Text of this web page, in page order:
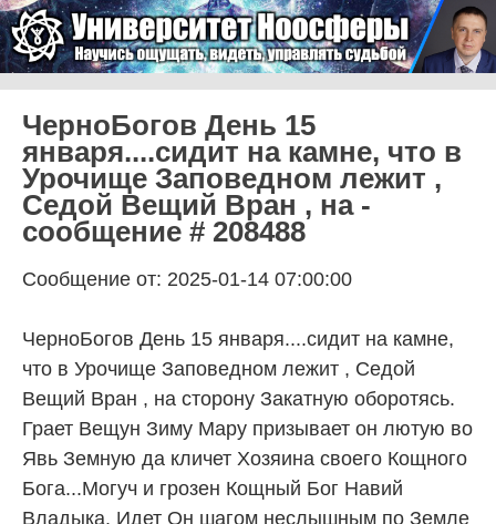
Университет Ноосферы
ЧерноБогов День 15
января....сидит на камне, что в
Урочище Заповедном лежит ,
Седой Вещий Вран , на -
сообщение # 208488
Сообщение от: 2025-01-14 07:00:00
ЧерноБогов День 15 января....сидит на камне, что в Урочище Заповедном лежит , Седой Вещий Вран , на сторону Закатную оборотясь. Грает Вещун Зиму Мару призывает он лютую во Явь Земную да кличет Хозяина своего Кощного Бога...Могуч и грозен Кощный Бог Навий Владыка. Идет Он шагом неслышным по Земле , оку человеческому незрим.......КОЩНЫЙ БОЖЕ ЗМИЕВ ОТЧЕ . НАВИЙ ВЛАДЫКА , ЗИМНИЙ ПОЛНОЧНЫЙ. В ПОДГОРНЫХ НОРАХ ХРАНЯЩИЙ КЛАДЫ . НЕ ДАЖДИ МОРА НЕ ДАЖДИ ГЛАДА. В ГЛУБОКИХ ВОДАХ ЗАРОД ТВОРЯЩИЙ. В ПОДЗЕМНЫХ ХОДАХ ИНОЕ ЗРЯЩИЙ . ОЧАМИ ГРОЗНЫЙ , ХЛАДНЫЙ МОРОЗНЫЙ. КОПЬЕМ РАЗЯЩИЙ , МАРУ ВОДЯЩИЙ. НЕ ДАЖДИ ХУДА НЕ ДАЖДИ ЛИХА , КОЩНЫЙ БОЖЕ НАВИЙ ВЛАДЫКА!!! ГОЙ!!! КОЩЕЙ — БОГ НАВИ Кощей — это не просто персонаж сказок. Это отдельная и весьма значимая персона в славянском языческом пантеоне. Не побоюсь этого слова, Кощей — это языческий бог. По одной версии было у Чернобога четверо сыновей: Вий, Аспид, Горын да младший самый, Кощей. И пусть рождён был он последним, но сила его велика была. Братья перед ним, что перед владыкой тёмным кланялись. И по делу было, потому, как самое жуткое место в Навьем мире охранял Кощей — Лунный Чертог, где покоился сам Чернобог. По другой версии Кощей является сыном Бога Вия и Матери сырой Земли и является воплощением Чернобога. Супругой Кащея была Мара (Морена) – Богиня зимы и смерти. От союза с Марой у Кощея есть дети: Мста, Мор, Морок, Лень, Обида, Лихоманка, Черная немочь Сам термин «Кощей»происходит от слова «кость». По одной версии, этого персонажа так назвали вследствие его излишней худобы или же потому, что он представлялся в древности живым скелетом. По другой версии, которая, по моему мнению, наиболее правдоподобна, Кощея называли так потому, что он является хозяином «кощного мира» или «костного мира», то есть был хозяином мира мёртвых, хозяином подземного мира. Все знавали о силе безмерной Кощея, о мече его да доспехах, заговорённых чарами тёмными, так что ни одно оружие его не брало. Душами мёртвыми ведал Кощей да тварями всякими, что в тени да под покровом ночи, обитали. И был страх перед ним велик, не только люди, но и боги светлые с ним встреч избегали. Люди страшились ночи, за порог не выходили, поговаривали, что в это время сам Кощей из чертогов своих поднимается, да по земле смертной ходит, души новые ищет. Только ошибались порой, потому как, пусть и ведал миром загробным Кощей, а жизнь ничью не отнимал. Не смертью был он. Лишь владыкой чертогов тёмных, куда души неверных уходили после смерти. Славянские предания рассказывают нам, что Кощей — Бог Нави, полководец Чернобога. Этому Богу свойственны справедливость и благородство. Есть предания о том, что сходился Кощей три раза в поединках с Даждьбогом. И в каждом побеждал, но отпускал Даждьбога с миром, не причинив ему вреда. Помня о том, что именно Даждьбог напоил его тремя вёдрами воды, когда освобождал из цепей, в которые был закован Кощей. Кощей искусный воин.О его владении мечом, ходит множество легенд. А ещё у него есть заговорённые доспехи, которые делают его практически неуязвимым. Ни в одном из древних преданий, сумевших дойти до нас, Кощей не был побеждён. Повержен да, но не убит. Вся жизненная сила Кощея была сосредоточена в некоем Яйце, которое по легенде создал Род в начале сотворения мира. Очевидно это - то самое Яйцо, о котором говорят многие эзотерические тексты ранних агностиков, алхимиков, каббалистов, теософов. Это Яйцо – символ первозданной творящей энергии, аллегория изначального сотворяющего импульса, исторгнутого, как говорят масоны, Великим Архитектором Вселенной. И если сила Кощея заключена в этом яйце, то логично предположить, что именно в этом персонаже наши далекие предки заключили образ темной стороны человеческой натуры – изначальной, бессмертной и непобедимой. Ведь Кощея Бессмертного никто так и не смог одолеть именно потому, что для этого нужно было бы уничтожить Яйцо, являющееся сутью мироздания. Лишь в поздних легендах – сказках – Кощей несколько раз погибает. Это происходит потому, что ко времени появления этих сказок наши предки уже утратили истинный смысл этого непростого и многопланового мифологического образа. Так же из сказок мы знаем, что Кощей может навести чары на своих пленников и врагов, под действием его силы они могут превратиться в камень, дерево, лед – окостеневают. Отсюда же русское слово "кощун" как синоним слова колдун, "кощуны творить" – наводить смертельные чары. Кощей связан со стихией воды. Вода придаёт Кощею сверхъестественную силу. Выпив три ведра воды, принесенные ему Иваном-царевичем, Кощей разрывает 12 цепей и освобождается из подземелья Марьи Моревны. В былинах и русских народных сказках, воду вёдрами могли пить только змеи и богатыри и действительно получали от этого силу. Эта легенда так же говорит о том, что Кощей связан с культами плодородия и возрождения. Это зерно, напившись живительной влаги, вырывается из земли-темницы на белый свет уже в качестве молодого росточка. Внешний вид Кощей в антропоморфной своей сущности предстает обычно в виде старика — высокого, худого, седоволосого и седобородого. Он одет в воинские доспехи чёрного цвета, а голову Кощея венчает серебристый шлем, украшенный четырьмя перьями, призванными актуализировать не только хаотическую, но и космическую сущность Кощея: зеленое, оранжевое, небесно-голубое и малиновое. В правой руке у Кощея позолоченный меч. Он столь тяжел, что никто кроме ночного царя поднять этот меч не может. В левой же руке Кощей держит щит из бронзы. Щит нужен царю не для защиты, а для того, чтобы очаровать, околдовать того человека, которого Кощей нашел и хочет теперь отнести в свой мрачный мир Нави. Стоит злому, нехорошему человеку посмотреть на щит Кощея, как тут же этот человек слабеет, ноги у него подкашиваются, разум отключается. И в таком виде Кощею уже не составляет труда просто подхватить своего будущего солдата, взвалить его на седло и везти в мир Нави. Особенно же обращает на себя внимание взгляд Кощея — ледяные серые глаза, если посмотреть в них, кажется, будто затягивают своим холодом: сначала пронизывают насквозь, а потом долго еще преследуют, являясь в снах и пугая даже добрых и честных людей. Но не только в облике человеческом является Кощей. Любит он приходить в образе того или иного тотемного своего животного. Кощей и богиня Мара Кощей напивается воды и похищает красавиц в свою тёмную обитель. А если представить, что речь идёт о природных явлениях?! Осенью земля впитывает в себя всю влагу, словно набирает силы для длительного перехода, и наступает зима. То есть похищение Кощеем красна девиц, можно рассматривать как наступление осени и затем зимы. Если вспомнить образ, который навязывается этому языческому персонажу, то это гниль и растлённое тело, то есть, то, что получается при разложении плодов и растений осенью. В этом покрове хранятся зёрна. Что прорастут с наступлением весны Кощеевым цветом, зелёным. Итак, Кощей похищает красна девиц и всячески пытается помешать царевичам, которые ринулись спасать своих невест. Хотя если присмотреться, Кощей практически не наносит царевичам никакого урона, так мелкие шалости, с которыми герои легко справляются. А что если Кощей не похититель, а хранитель?! Не похищает он красоту весны и тепло её, а хранит её богатства в недрах матушки земли?! Да, да мы говорим о зёрнах и корнях, что скрываются под снегом зимой. И козни Кощея, это вовсе не палки в колёса героев, а ворчливая отеческая забота?! Интересная точка зрения, не так ли?! Не забывайте, что у наших предков не было понятий абсолютного, беспричинного зла. Зло, древними славянами рассматривалось, как нечто столь же естественное, как и добро. Зло есть, потому что есть добро-это равновесие. Поэтому злодеи в русских сказках и не злодеи вовсе, а просто герои, исповедующие другую сторону добра. Ведь по сути они совершали злодеяния, для того чтобы всякие царевичи могли совершить добрые дела. Странно, дико, но ведь в такое поверить возможно. И давайте вспомним, царевич на коне, побеждает Кощея на коне. Конь — это символика солярных богов, ведь именно на колеснице, запряжённой лошадьми, солнце проносится по небосводу. Битву между Кощеем и царевичем можно интерпретировать, как победу весеннего солнца над зимним. Что касается Мары, то это богиня смерти и символ её серп. Серп — это орудие жатвы и здесь речь идёт не только об урожае смерти, когда тёмная богиня забирает жизни, но это и самая обычная жатва. Не стоит забывать, что Мара считается богиней зимы. Тогда легенда о том, что Мара была супругой Кощея, выглядит, довольно убедительно. Сами посудите, Мара отнимает жизнь и властвует над миром в зимнюю пору, а Кощей хранит собранные ею души в своём подземном царстве, и оберегает землю, до весенних посевов. И когда царевич, побеждает Кощея, он выпускает на свободу саму весну и на этом кончается властвование Мары. Наступает время невесты и жениха, новый круг плодородия. Если вспомнить доводы о том, что Мара это тёмная ипостась Лады и других светлых богинь, то почему бы подобное суждение не допустить в случае с Кощеем. Быть может битва между ним и мифическим царевичем, олицетворяет перерождение тёмной силы в светлую?! Согласитесь, это довольно занимательная теория. Капища Капища Кощея создаются обычно в местах труднодоступных и темных — таких, куда человеку постороннему трудно добраться и куда свет не очень охотно проникает. Идеальный вариант Кощеева капища — пещера в лесу. Самое главное при подготовке такого капища — это не пытаться попасть в самую глубину пещеры. Капище обычно устраивается не в пещере, а у входа в неё. День Кощея,он же Касьянов день, приходится на 29 февраля. Если следовать правилу славянского земледельческого календаря, что каждому дню года имеется супротивный двойник, то мы заметим удивительное совпадение: день Кощея (зимнего) соединяется остью с днём Консуса (Кощея?), приходящимся на 29 августа, то есть летнего. Тотемные животные Все животные, облики которых может принимать